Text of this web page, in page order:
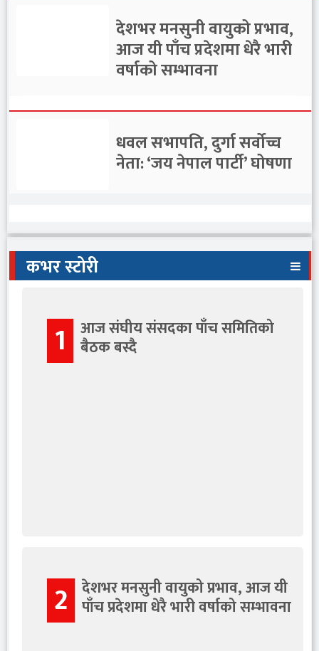
देशभर मनसुनी वायुको प्रभाव,
आज यी पाँच प्रदेशमा धेरै भारी
वर्षाको सम्भावना
धवल सभापति, दुर्गा सर्वोच्च
नेता: ‘जय नेपाल पार्टी’ घोषणा
कर्जा विस्तारका लागि
लगानीमैत्री वातावरण बनाउन
कभर स्टोरी
1 आज संघीय संसदका पाँच समितिको
बैठक बस्दै
2 देशभर मनसुनी वायुको प्रभाव, आज यी
पाँच प्रदेशमा धेरै भारी वर्षाको सम्भावना